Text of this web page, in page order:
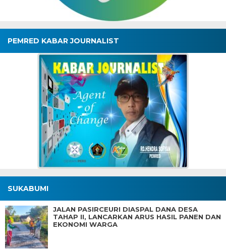
PEMRED KABAR JOURNALIST
SUKABUMI
JALAN PASIRCEURI DIASPAL DANA DESA
TAHAP II, LANCARKAN ARUS HASIL PANEN DAN
EKONOMI WARGA